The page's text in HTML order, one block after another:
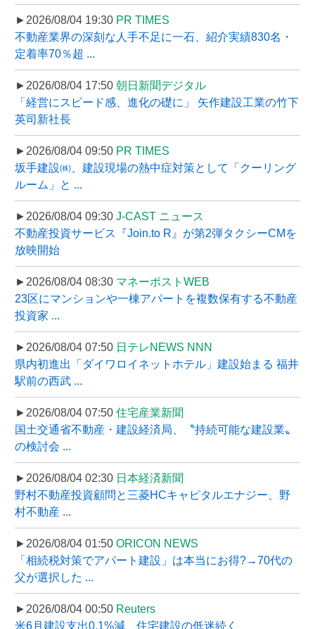
►2026/08/04 19:30 PR TIMES
不動産業界の深刻な人手不足に一石、紹介実績830名・
定着率70％超 ...
►2026/08/04 17:50 朝日新聞デジタル
「経営にスピード感、進化の礎に」 矢作建設工業の竹下
英司新社長
►2026/08/04 09:50 PR TIMES
坂手建設㈱、建設現場の熱中症対策として「クーリング
ルーム」と ...
►2026/08/04 09:30 J-CAST ニュース
不動産投資サービス『Join.to R』が第2弾タクシーCMを
放映開始
►2026/08/04 08:30 マネーポストWEB
23区にマンションや一棟アパートを複数保有する不動産
投資家 ...
►2026/08/04 07:50 日テレNEWS NNN
県内初進出「ダイワロイネットホテル」建設始まる 福井
駅前の西武 ...
►2026/08/04 07:50 住宅産業新聞
国土交通省不動産・建設経済局、〝持続可能な建設業〟
の検討会 ...
►2026/08/04 02:30 日本経済新聞
野村不動産投資顧問と三菱HCキャピタルエナジー、野
村不動産 ...
►2026/08/04 01:50 ORICON NEWS
「相続税対策でアパート建設」は本当にお得?→70代の
父が選択した ...
►2026/08/04 00:50 Reuters
米6月建設支出0.1%減、住宅建設の低迷続く